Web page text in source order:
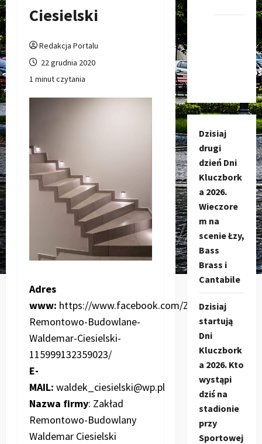
Ciesielski
Redakcja Portalu
22 grudnia 2020
1 minut czytania
Adres
www: https://www.facebook.com/Zak%C5%82ad-
Remontowo-Budowlane-
Waldemar-Ciesielski-
115999132359023/
E-
MAIL: waldek_ciesielski@wp.pl
Nazwa firmy: Zakład
Remontowo-Budowlany
Waldemar Ciesielski
Dzisiaj
drugi
dzień Dni
Kluczbork
a 2026.
Wieczore
m na
scenie Łzy,
Bass
Brass i
Cantabile
Dzisiaj
startują
Dni
Kluczbork
a 2026. Kto
wystąpi
dziś na
stadionie
przy
Sportowej